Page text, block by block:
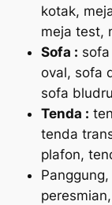
kotak,
meja test,
Sofa :
oval, sofa
sofa
Tenda :
tenda
plafon,